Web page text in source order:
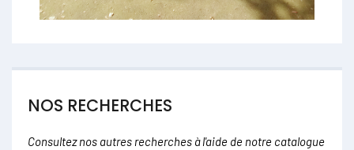
NOS RECHERCHES
Consultez nos autres recherches à l'aide de notre catalogue